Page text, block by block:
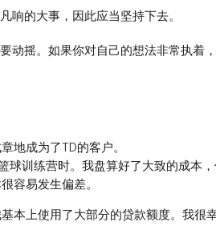
响的大事，因此应当坚持下去。
动摇。如果你对自己的想法非常执着，
地成为了TD的客户。
球训练营时。我盘算好了大致的成本
容易发生偏差。
本上使用了大部分的贷款额度。我很